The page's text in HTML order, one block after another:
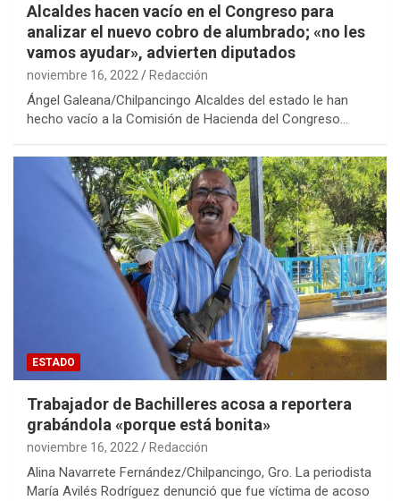
Alcaldes hacen vacío en el Congreso para
analizar el nuevo cobro de alumbrado; «no les
vamos ayudar», advierten diputados
noviembre 16, 2022 Redacción
Ángel Galeana/Chilpancingo Alcaldes del estado le han
hecho vacío a la Comisión de Hacienda del Congreso…
ESTADO
Trabajador de Bachilleres acosa a reportera
grabándola «porque está bonita»
noviembre 16, 2022 Redacción
Alina Navarrete Fernández/Chilpancingo, Gro. La periodista
María Avilés Rodríguez denunció que fue víctima de acoso